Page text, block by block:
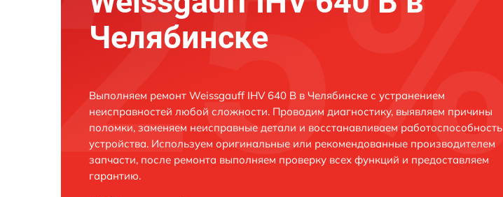
Челябинске
Выполняем ремонт Weissgauff IHV 640 B в Челябинске с устранением
неисправностей любой сложности. Проводим диагностику, выявляем причины
поломки, заменяем неисправные детали и восстанавливаем работоспособность
устройства. Используем оригинальные или рекомендованные производителем
запчасти, после ремонта выполняем проверку всех функций и предоставляем
гарантию.